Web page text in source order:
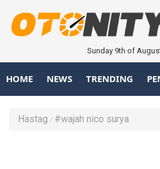
Sunday 9th of
HOME NEWS TRENDING
Hastag #wajah nico surya